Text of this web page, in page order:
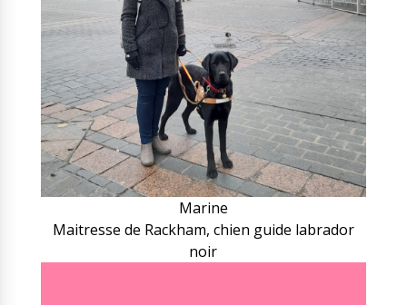
Marine
Maitresse de Rackham, chien guide labrador
noir